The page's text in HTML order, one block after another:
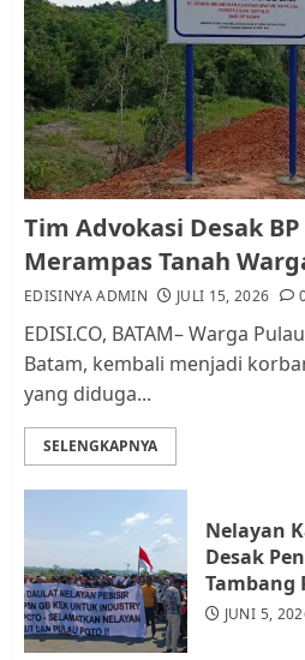
1
Pemko
RW
dan
AGUSTUS
Kader
AGUSTUS
Warga
Audiensi
Tim Advokasi Desak
Merampas Tanah
EDISINYA ADMIN JULI 15, 2026
EDISI.CO, BATAM– Warga
Batam, kembali menjadi
yang diduga...
SELENGKAPNYA
Nelayan
Desak
Tambang
JUNI 5,